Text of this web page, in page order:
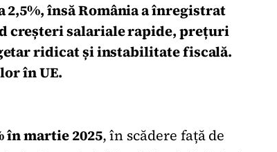
2,5%, însă România a înregistrat
creșteri salariale rapide, prețuri
ridicat și instabilitate fiscală.
în UE.
în martie 2025, în scădere față de